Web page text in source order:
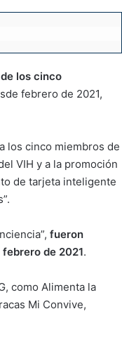
los cinco
febrero de 2021,
los cinco miembros de
VIH y a la promoción
de tarjeta inteligente
fueron
de 2021.
como Alimenta la
Mi Convive,